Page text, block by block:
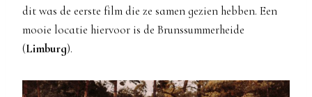
dit was de eerste film die ze samen gezien hebben. Een
mooie locatie hiervoor is de Brunssummerheide
(Limburg).